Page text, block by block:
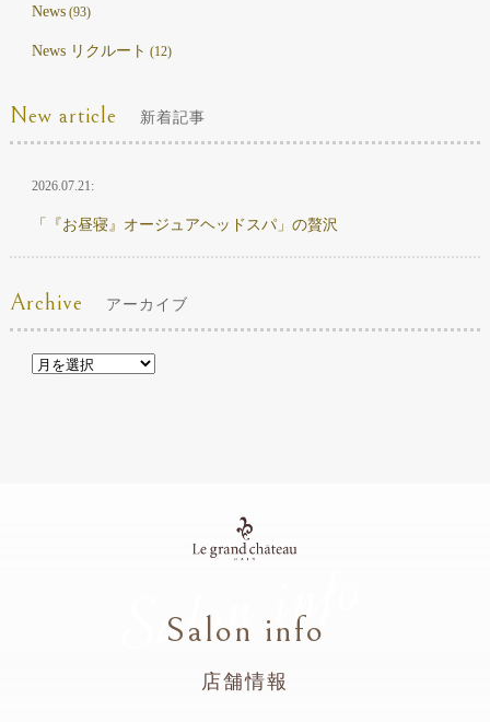
News(93)
News リクルート (12)
New article 新着記事
2026.07.21:
「『お昼寝』オージュアヘッドスパ」の贅沢
Archive アーカイブ
Salon info
Salon info
店舗情報